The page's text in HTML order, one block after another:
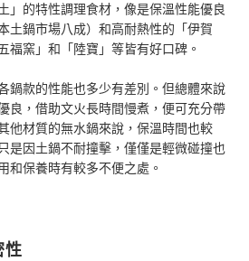
」的特性調理食材，像是保溫性能優良
土鍋市場八成）和高耐熱性的「伊賀
福窯」和「陸寶」等皆有好口碑。
鍋款的性能也多少有差別。但總體來說
良，借助文火長時間慢煮，便可充分帶
他材質的無水鍋來說，保溫時間也較
是因土鍋不耐撞擊，僅僅是輕微碰撞也
和保養時有較多不便之處。
性